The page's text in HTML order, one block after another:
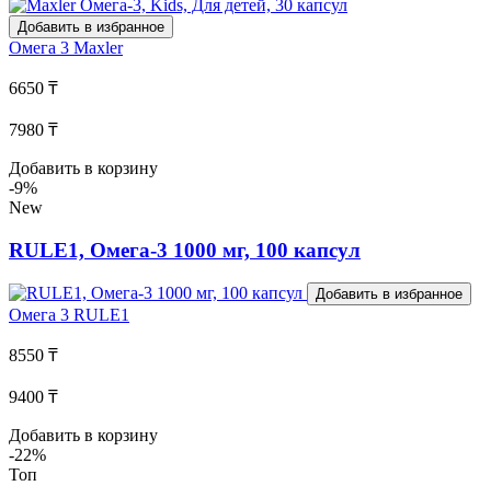
Добавить в избранное
Омега 3 Maxler
6650 ₸
7980 ₸
Добавить в корзину
-9%
New
RULE1, Омега-3 1000 мг, 100 капсул
Добавить в избранное
Омега 3 RULE1
8550 ₸
9400 ₸
Добавить в корзину
-22%
Топ